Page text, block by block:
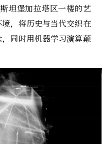
坦堡加拉塔区一楼的艺
，将历史与当代交织在
同时用机器学习演算颠